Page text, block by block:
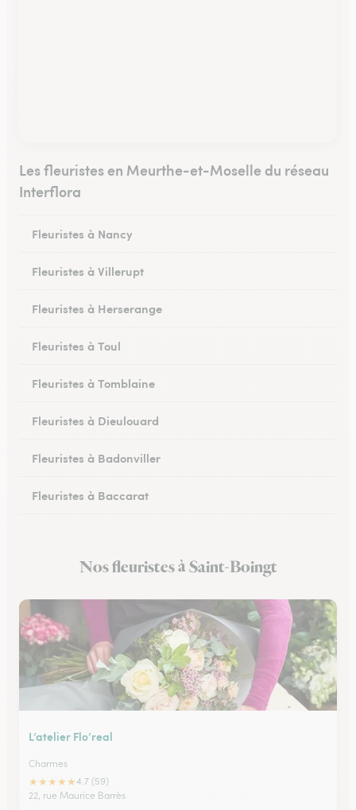
Les fleuristes en Meurthe-et-Moselle du réseau
Interflora
Fleuristes à Nancy
Fleuristes à Villerupt
Fleuristes à Herserange
Fleuristes à Toul
Fleuristes à Tomblaine
Fleuristes à Dieulouard
Fleuristes à Badonviller
Fleuristes à Baccarat
Fleuristes à Longwy
Nos fleuristes à Saint-Boingt
L’atelier Flo’real
Charmes
★★★★★4.7 (59)
22, rue Maurice Barrès